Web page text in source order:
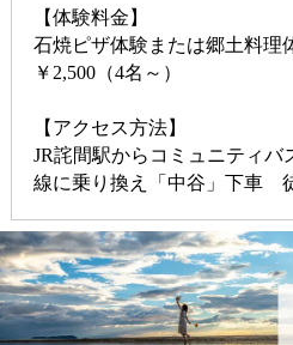
【体験料金】
石焼ピザ体験または郷土料理
￥2,500（4名～）
【アクセス方法】
JR詫間駅からコミュニティバ
線に乗り換え「中谷」下車